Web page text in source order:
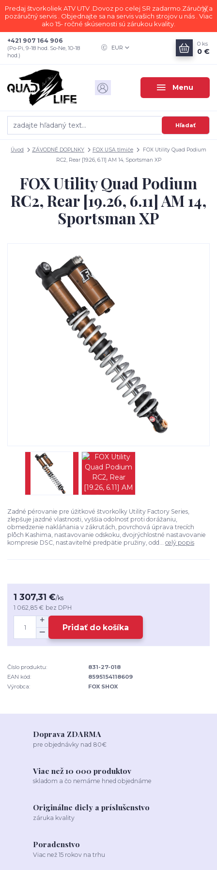
Predaj štvorkoliek ATV UTV .Dovoz po celej SR zadarmo.Záručný a
pozáručný servis . Objednajte sa na servis vašich strojov u nás . Viac
ako 15- ročné skúsenosti sú zárukou kvality.
Menu
EUR
Hľadať
+421 907 164 906
(Po-Pi, 9-18 hod. So-Ne, 10-18
hod.)
0 ks
0 €
Úvod ZÁVODNÉ DOPLNKY FOX USA tlmiče
FOX Utility Quad Podium
RC2, Rear [19.26, 6.11] AM 14, Sportsman XP
FOX Utility Quad Podium
RC2, Rear [19.26, 6.11] AM 14,
Sportsman XP
Zadné pérovanie pre úžitkové štvorkolky Utility Factory Series,
zlepšuje jazdné vlastnosti, vyššia odolnosť proti dorážaniu,
obmedzenie nakláňania v zákrutách, povrchová úprava trecích
plôch Kashima, nastavovanie odskoku, dvojrýchlostné nastavovanie
kompresie DSC, nastaviteľné predpätie pružiny, odd... celý popis
1 307,31 €/ks
1 062,85 € bez DPH
Pridať do košíka
Číslo produktu:
831-27-018
EAN kód:
8595154118609
Výrobca:
FOX SHOX
Doprava ZDARMA
pre objednávky nad 80€
Viac než 10 000 produktov
skladom a čo nemáme hned objednáme
Originálne diely a príslušenstvo
záruka kvality
Poradenstvo
Viac než 15 rokov na trhu